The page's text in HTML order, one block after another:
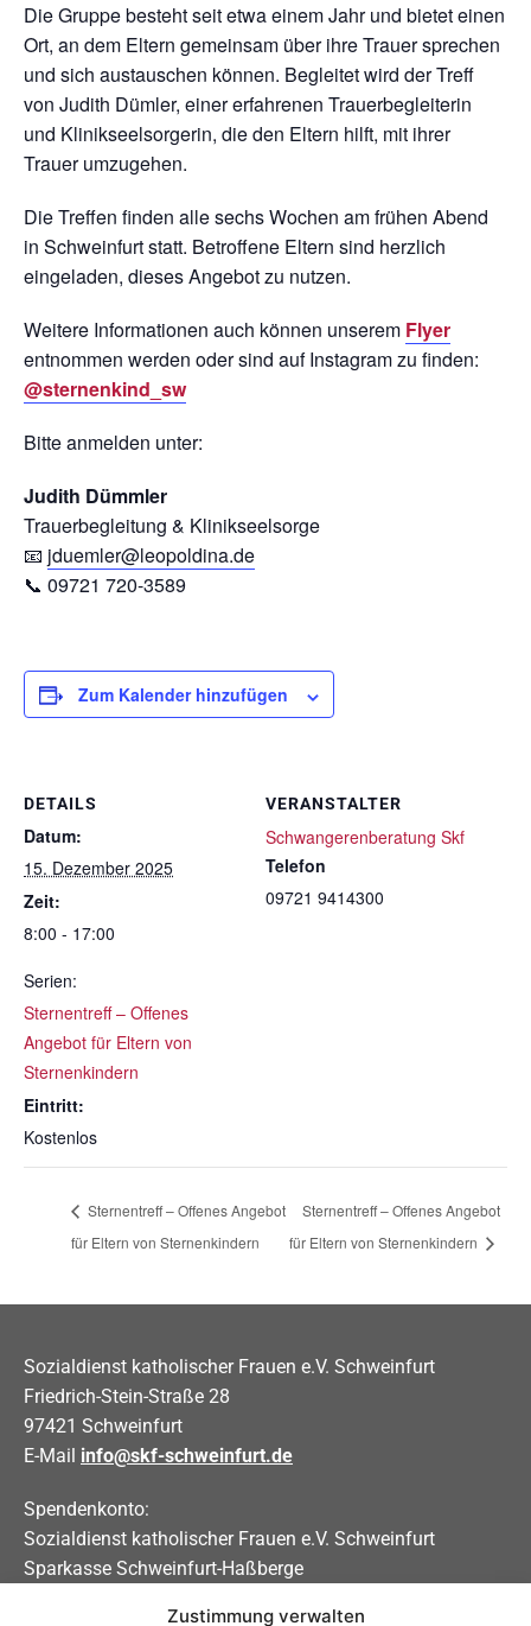
Zustimmung verwalten
Die Gruppe besteht seit etwa einem Jahr und bietet einen
Ort, an dem Eltern gemeinsam über ihre Trauer sprechen
und sich austauschen können. Begleitet wird der Treff
von Judith Dümler, einer erfahrenen Trauerbegleiterin
und Klinikseelsorgerin, die den Eltern hilft, mit ihrer
Trauer umzugehen.
Die Treffen finden alle sechs Wochen am frühen Abend
in Schweinfurt statt. Betroffene Eltern sind herzlich
eingeladen, dieses Angebot zu nutzen.
Weitere Informationen auch können unserem Flyer
entnommen werden oder sind auf Instagram zu finden:
@sternenkind_sw
Bitte anmelden unter:
Judith Dümmler
Trauerbegleitung & Klinikseelsorge
📧 jduemler@leopoldina.de
📞 09721 720-3589
Zum Kalender hinzufügen
DETAILS
Datum:
15. Dezember 2025
Zeit:
8:00 - 17:00
Serien:
Sternentreff – Offenes
Angebot für Eltern von
Sternenkindern
Eintritt:
Kostenlos
VERANSTALTER
Schwangerenberatung Skf
Telefon
09721 9414300
Sternentreff – Offenes Angebot
für Eltern von Sternenkindern
Sternentreff – Offenes Angebot
für Eltern von Sternenkindern
Sozialdienst katholischer Frauen e.V. Schweinfurt
Friedrich-Stein-Straße 28
97421 Schweinfurt
E-Mail info@skf-schweinfurt.de
Spendenkonto:
Sozialdienst katholischer Frauen e.V. Schweinfurt
Sparkasse Schweinfurt-Haßberge